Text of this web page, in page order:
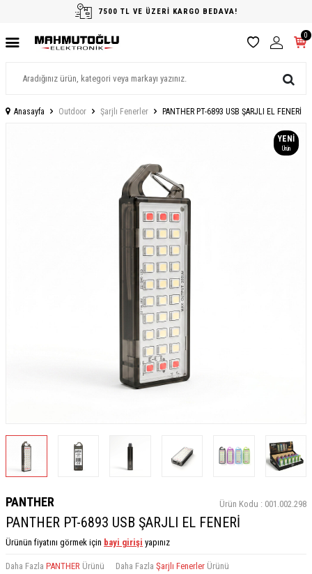
7500 TL VE ÜZERİ KARGO BEDAVA!
0
Anasayfa Outdoor Şarjlı Fenerler PANTHER PT-6893 USB ŞARJLI EL FENERİ
YENI
Ürün
PANTHER Ürün Kodu : 001.002.298
PANTHER PT-6893 USB ŞARJLI EL FENERİ
Ürünün fiyatını görmek için bayi girişi yapınız
Daha Fazla PANTHER Ürünü Daha Fazla Şarjlı Fenerler Ürünü